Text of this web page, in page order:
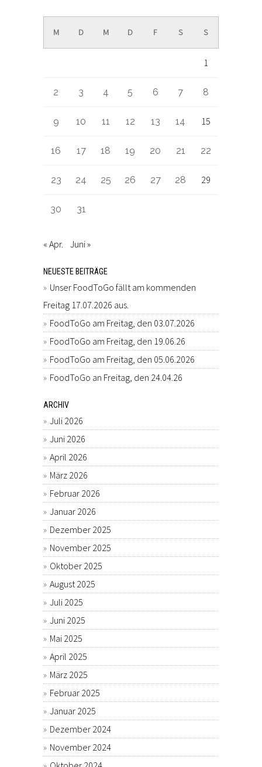
M D M D F S S
1
2 3 4 5 6 7 8
9 10 11 12 13 14 15
16 17 18 19 20 21 22
23 24 25 26 27 28 29
30 31
« Apr. Juni »
NEUESTE BEITRÄGE
Unser FoodToGo fällt am kommenden
Freitag 17.07.2026 aus.
FoodToGo am Freitag, den 03.07.2026
FoodToGo am Freitag, den 19.06.26
FoodToGo am Freitag, den 05.06.2026
FoodToGo an Freitag, den 24.04.26
ARCHIV
Juli 2026
Juni 2026
April 2026
März 2026
Februar 2026
Januar 2026
Dezember 2025
November 2025
Oktober 2025
August 2025
Juli 2025
Juni 2025
Mai 2025
April 2025
März 2025
Februar 2025
Januar 2025
Dezember 2024
November 2024